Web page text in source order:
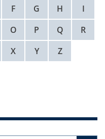
F G H
I
O P Q
R
X Y Z